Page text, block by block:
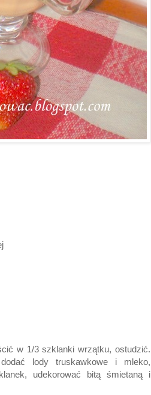
w 1/3 szklanki wrzątku, ostudzić.
lody truskawkowe i mleko,
udekorować bitą śmietaną i